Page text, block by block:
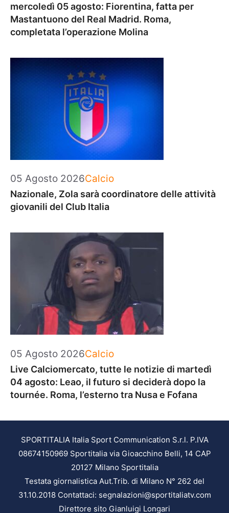
mercoledì 05 agosto: Fiorentina, fatta per
Mastantuono del Real Madrid. Roma,
completata l’operazione Molina
05 Agosto 2026Categorie
Calcio
Nazionale, Zola sarà coordinatore delle attività
giovanili del Club Italia
05 Agosto 2026Categorie
Calcio
Live Calciomercato, tutte le notizie di martedì
04 agosto: Leao, il futuro si deciderà dopo la
tournée. Roma, l’esterno tra Nusa e Fofana
SPORTITALIA Italia Sport Communication S.r.l. P.IVA
08674150969 Sportitalia via Gioacchino Belli, 14 CAP
20127 Milano Sportitalia
Testata giornalistica Aut.Trib. di Milano N° 262 del
31.10.2018 Contattaci: segnalazioni@sportitaliatv.com
Direttore sito Gianluigi Longari